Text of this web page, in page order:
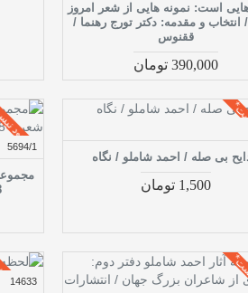
است: نمونه هایی از شعر امروز
/ انتخاب و مقدمه: دکتر تورج رهنما /
ققنوس
390,000 تومان
بی صله / احمد شاملو / نگاه
1,500 تومان
موجود
5694/1
موجود
14633